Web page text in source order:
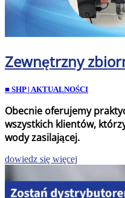
Zewnętrzny
■ SHP | AKTUALNOŚCI
Obecnie oferujemy
wszystkich klientów,
wody zasilającej.
dowiedz się więcej